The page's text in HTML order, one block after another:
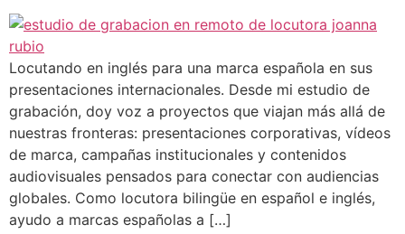
Locutando en inglés para una marca española en sus
presentaciones internacionales. Desde mi estudio de
grabación, doy voz a proyectos que viajan más allá de
nuestras fronteras: presentaciones corporativas, vídeos
de marca, campañas institucionales y contenidos
audiovisuales pensados para conectar con audiencias
globales. Como locutora bilingüe en español e inglés,
ayudo a marcas españolas a […]